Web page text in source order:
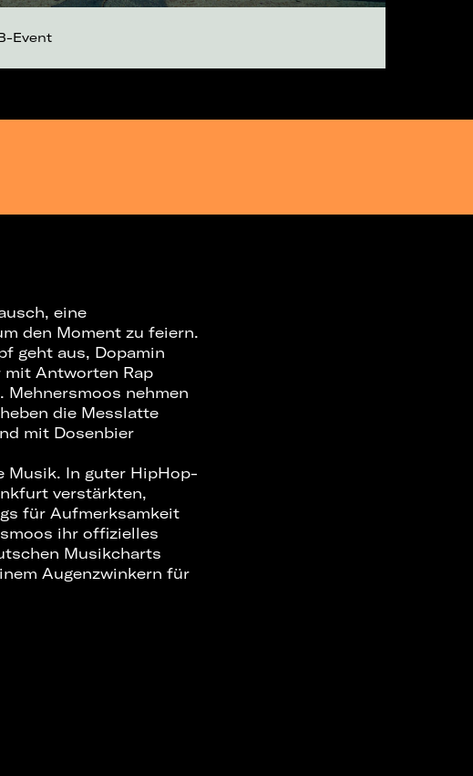
Event
eine
den Moment zu feiern.
geht aus, Dopamin
mit Antworten Rap
Mehnersmoos nehmen
die Messlatte
mit Dosenbier
Musik. In guter HipHop-
verstärkten,
für Aufmerksamkeit
ihr offizielles
Musikcharts
Augenzwinkern für